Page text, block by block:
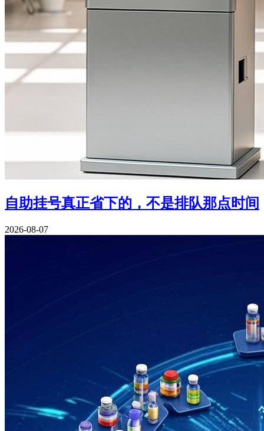
自助挂号真正省下的，不是排队那点时间
2026-08-07